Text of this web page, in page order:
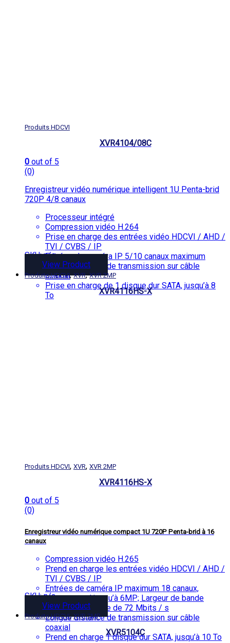
Produits HDCVI
XVR4104/08C
0 out of 5
(0)
Enregistreur vidéo numérique intelligent 1U Penta-brid
720P 4/8 canaux
Processeur intégré
Compression vidéo H.264
Prise en charge des entrées vidéo HDCVI / AHD /
TVI / CVBS / IP
Entrées de caméra IP 5/10 canaux maximum
Longue distance de transmission sur câble
coaxial
Prise en charge de 1 disque dur SATA, jusqu’à 8
To
SKU: n/a
View Product
Produits HDCVI,XVR,XVR 2MP
XVR4116HS-X
Produits HDCVI, XVR, XVR 2MP
XVR4116HS-X
0 out of 5
(0)
Enregistreur vidéo numérique compact 1U 720P Penta-brid à 16
canaux
Compression vidéo H.265
Prend en charge les entrées vidéo HDCVI / AHD /
TVI / CVBS / IP
Entrées de caméra IP maximum 18 canaux,
chaque canal jusqu’à 6MP; Largeur de bande
entrante maximale de 72 Mbits / s
Longue distance de transmission sur câble
coaxial
Prend en charge 1 disque dur SATA, jusqu’à 10 To
SKU: n/a
View Product
Produits HDCVI,XVR 2MP
XVR5104C